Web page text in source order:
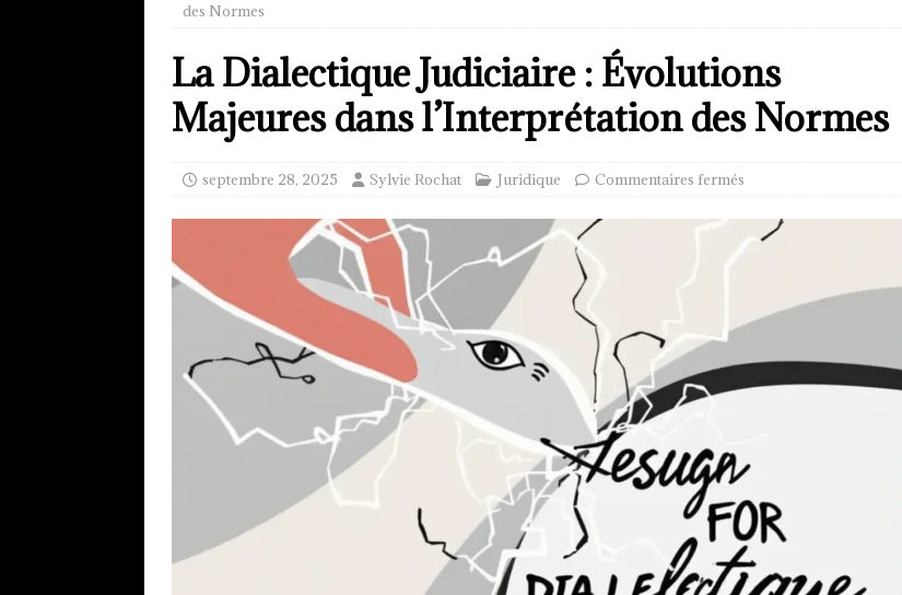
des Normes
La Dialectique Judiciaire : Évolutions
Majeures dans l’Interprétation des Normes
septembre 28, 2025 Sylvie Rochat Juridique Commentaires fermés